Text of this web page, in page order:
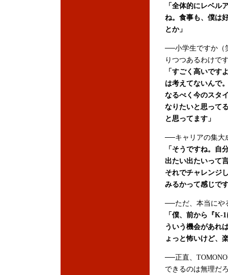
「全体的にレベル
ね。食事も、僕は
とか」
──小学生ですか（
りつつあるわけで
「すごく高いです
は考えてないんで
なるべく今のスタ
なりたいと思って
と思ってます」
──キャリアの集大
「そうですね。自
出たい出たいって
それでチャレンジ
みるかって感じで
──ただ、本当にや
「僕、前から『K-
ういう機会があれ
ょっと怖いけど、
──正直、
できるのは無理だ